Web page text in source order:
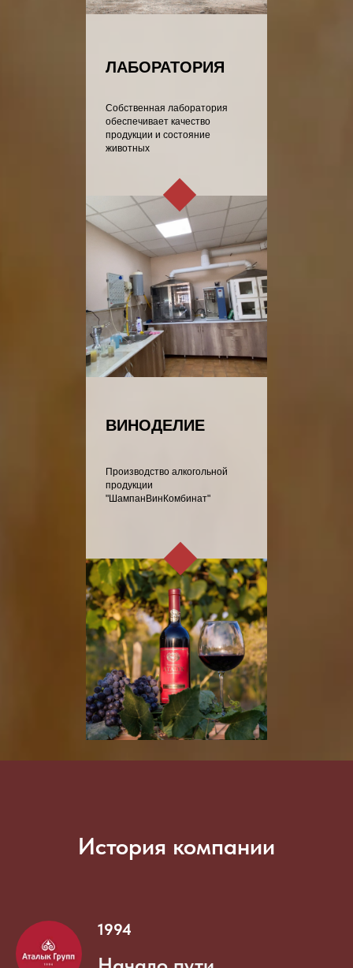
Собственная лаборатория
обеспечивает качество
продукции и состояние
животных
ЛАБОРАТОРИЯ
Производство алкогольной
продукции
"ШампанВинКомбинат"
ВИНОДЕЛИЕ
История компании
1994